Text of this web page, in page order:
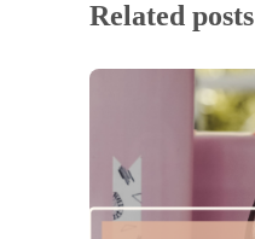
Related posts